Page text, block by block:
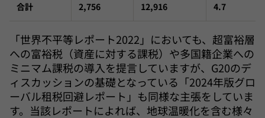
合計 2,756 12,916 4.7
「世界不平等レポート2022」においても、超富裕層
への富裕税（資産に対する課税）や多国籍企業への
ミニマム課税の導入を提言していますが、G20のデ
ィスカッションの基礎となっている「2024年版グロ
ーバル租税回避レポート」も同様な主張をしていま
す。当該レポートによれば、地球温暖化を含む様々